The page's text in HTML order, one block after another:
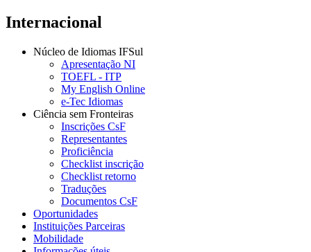
Internacional
Núcleo de Idiomas IFSul
Apresentação NI
TOEFL - ITP
My English Online
e-Tec Idiomas
Ciência sem Fronteiras
Inscrições CsF
Representantes
Proficiência
Checklist inscrição
Checklist retorno
Traduções
Documentos CsF
Oportunidades
Instituições Parceiras
Mobilidade